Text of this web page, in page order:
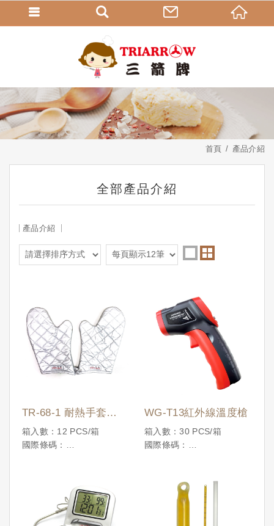
首頁 產品介紹
全部產品介紹
產品介紹
TR-68-1 耐熱手套
180℃(一雙/短)
箱入數：12 PCS/箱
國際條碼：
WG-T13紅外線溫度槍
箱入數：30 PCS/箱
國際條碼：